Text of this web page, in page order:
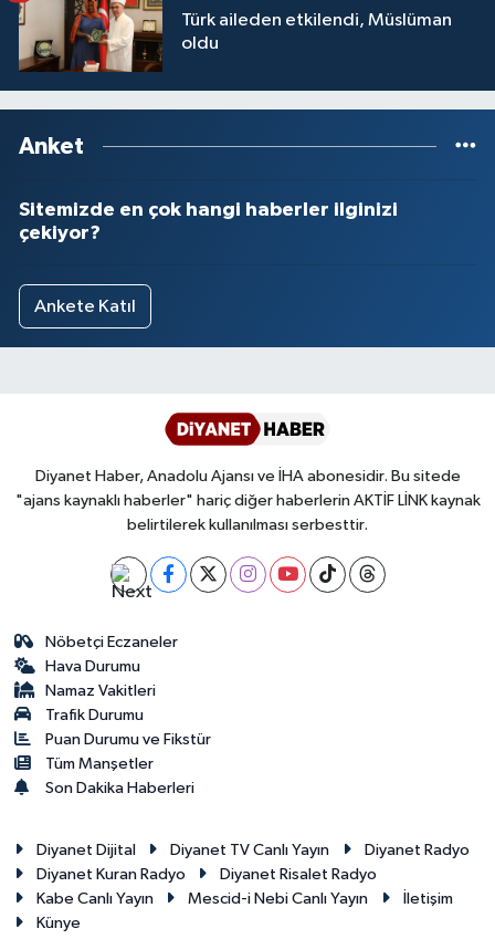
Türk aileden etkilendi, Müslüman
oldu
Anket
Sitemizde en çok hangi haberler ilginizi
çekiyor?
Ankete Katıl
Diyanet Haber, Anadolu Ajansı ve İHA abonesidir. Bu sitede
"ajans kaynaklı haberler" hariç diğer haberlerin AKTİF LİNK kaynak
belirtilerek kullanılması serbesttir.
Nöbetçi Eczaneler
Hava Durumu
Namaz Vakitleri
Trafik Durumu
Puan Durumu ve Fikstür
Tüm Manşetler
Son Dakika Haberleri
Diyanet Dijital Diyanet TV Canlı Yayın
Diyanet Radyo
Diyanet Kuran Radyo
Diyanet Risalet Radyo
Kabe Canlı Yayın
Mescid-i Nebi Canlı Yayın
İletişim
Künye